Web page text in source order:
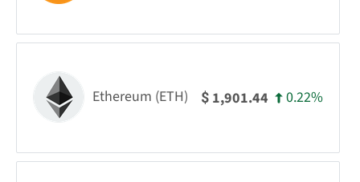
Ethereum (ETH) $ 1,901.44 0.22%